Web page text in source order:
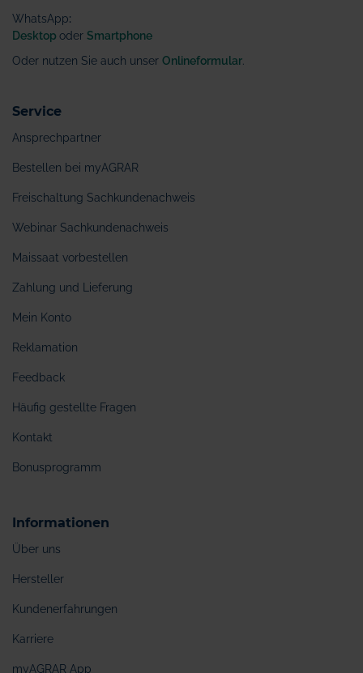
WhatsApp:
Desktop oder Smartphone
Oder nutzen Sie auch unser Onlineformular
Service
Ansprechpartner
Bestellen bei myAGRAR
Freischaltung Sachkundenachweis
Webinar Sachkundenachweis
Maissaat vorbestellen
Zahlung und Lieferung
Mein Konto
Reklamation
Feedback
Häufig gestellte Fragen
Kontakt
Bonusprogramm
Informationen
Über uns
Hersteller
Kundenerfahrungen
Karriere
myAGRAR App